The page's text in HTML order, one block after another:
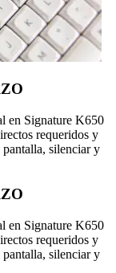
en Signature K650
requeridos y
silenciar y
en Signature K650
requeridos y
silenciar y